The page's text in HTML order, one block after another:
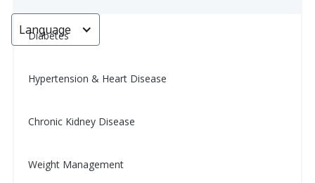
Diabetes
Hypertension & Heart Disease
Chronic Kidney Disease
Weight Management
Language
適合高血壓患者的運動 (Staying
Active with Hypertension)
September 29, 2022